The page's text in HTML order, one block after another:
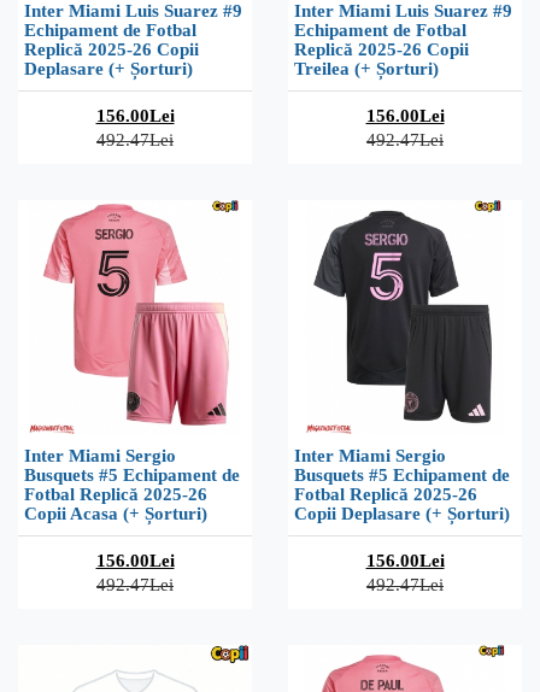
Inter Miami Luis Suarez #9
Echipament de Fotbal
Replică 2025-26 Copii
Deplasare (+ Șorturi)
156.00Lei
492.47Lei
Inter Miami Luis Suarez #9
Echipament de Fotbal
Replică 2025-26 Copii
Treilea (+ Șorturi)
156.00Lei
492.47Lei
Inter Miami Sergio
Busquets #5 Echipament de
Fotbal Replică 2025-26
Copii Acasa (+ Șorturi)
156.00Lei
492.47Lei
Inter Miami Sergio
Busquets #5 Echipament de
Fotbal Replică 2025-26
Copii Deplasare (+ Șorturi)
156.00Lei
492.47Lei